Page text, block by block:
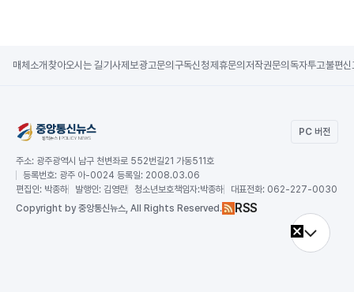
매체소개 찾아오시는 길기사제보광고문의 구독신청제휴문의 저작권문의 독자투고불편신
PC 버전
주소: 광주광역시 남구 천변좌로 552번길21 가동511호
등록번호: 광주 아-0024 등록일: 2008.03.06
편집인: 박종하 발행인: 김영란 청소년보호책임자:박종하 대표전화: 062-227-0030
Copyright by 중앙통신뉴스, All Rights Reserved. RSS